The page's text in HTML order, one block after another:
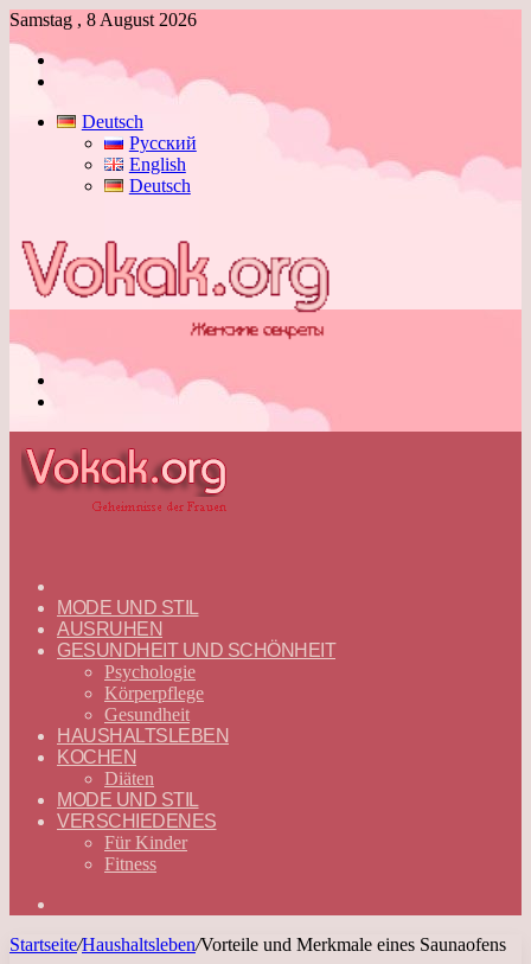
Samstag , 8 August 2026
Anmelden
Deutsch
Русский
English
Deutsch
—
DEUTSCH
MODE UND STIL
AUSRUHEN
GESUNDHEIT UND SCHÖNHEIT
Psychologie
Körperpflege
Gesundheit
HAUSHALTSLEBEN
KOCHEN
Diäten
MODE UND STIL
VERSCHIEDENES
Für Kinder
Fitness
Startseite/Haushaltsleben/Vorteile und Merkmale eines Saunaofens